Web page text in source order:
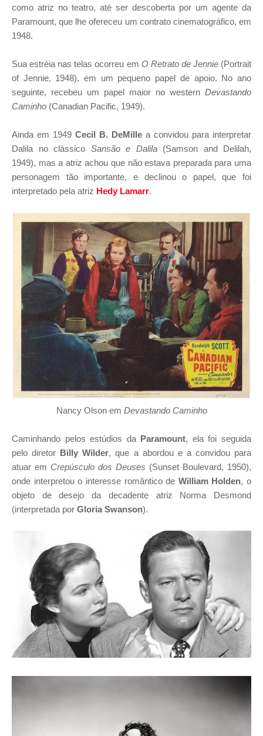
como atriz no teatro, até ser descoberta por um agente da
Paramount, que lhe ofereceu um contrato cinematográfico, em
1948.
Sua estréia nas telas ocorreu em O Retrato de Jennie(Portrait
of Jennie, 1948), em um pequeno papel de apoio. No ano
seguinte, recebeu um papel maior no western Devastando
Caminho (Canadian Pacific, 1949).
Ainda em 1949 Cecil B. DeMille a convidou para interpretar
Dalila no clássico Sansão e Dalila (Samson and Delilah,
1949), mas a atriz achou que não estava preparada para uma
personagem tão importante, e declinou o papel, que foi
interpretado pela atriz Hedy Lamarr.
Nancy Olson em Devastando Caminho
Caminhando pelos estúdios da Paramount, ela foi seguida
pelo diretor Billy Wilder, que a abordou e a convidou para
atuar em Crepúsculo dos Deuses (Sunset Boulevard, 1950),
onde interpretou o interesse romântico de William Holden, o
objeto de desejo da decadente atriz Norma Desmond
(interpretada por Gloria Swanson).